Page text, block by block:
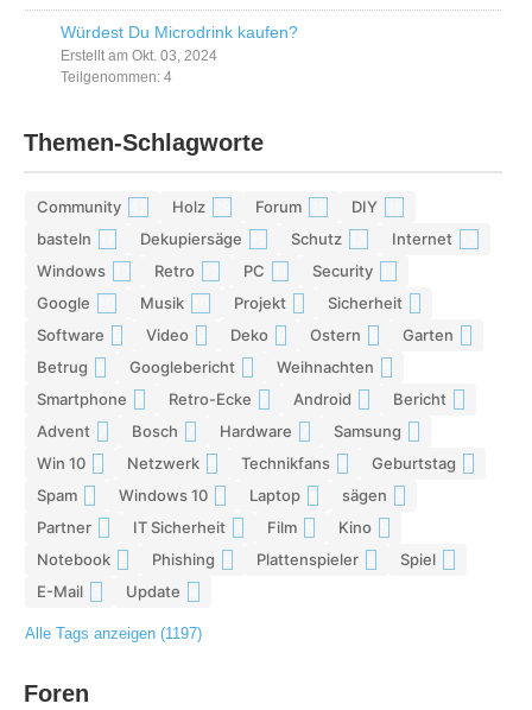
Würdest Du Microdrink kaufen?
Erstellt am Okt. 03, 2024
Teilgenommen: 4
Themen-Schlagworte
Community Holz Forum DIY
basteln Dekupiersäge Schutz Internet
Windows Retro PC Security
Google Musik Projekt Sicherheit
Software Video Deko Ostern Garten
Betrug Googlebericht Weihnachten
Smartphone Retro-Ecke Android Bericht
Advent Bosch Hardware Samsung
Win 10 Netzwerk Technikfans Geburtstag
Spam Windows 10 Laptop sägen
Partner IT Sicherheit Film Kino
Notebook Phishing Plattenspieler Spiel
E-Mail Update
Alle Tags anzeigen (1197)
Foren